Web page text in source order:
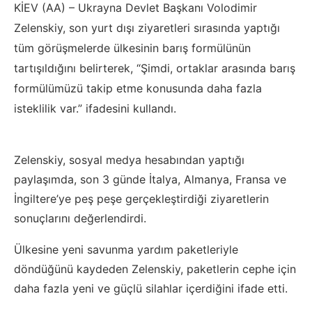
KİEV (AA) – Ukrayna Devlet Başkanı Volodimir
Zelenskiy, son yurt dışı ziyaretleri sırasında yaptığı
tüm görüşmelerde ülkesinin barış formülünün
tartışıldığını belirterek, “Şimdi, ortaklar arasında barış
formülümüzü takip etme konusunda daha fazla
isteklilik var.” ifadesini kullandı.
Zelenskiy, sosyal medya hesabından yaptığı
paylaşımda, son 3 günde İtalya, Almanya, Fransa ve
İngiltere’ye peş peşe gerçekleştirdiği ziyaretlerin
sonuçlarını değerlendirdi.
Ülkesine yeni savunma yardım paketleriyle
döndüğünü kaydeden Zelenskiy, paketlerin cephe için
daha fazla yeni ve güçlü silahlar içerdiğini ifade etti.